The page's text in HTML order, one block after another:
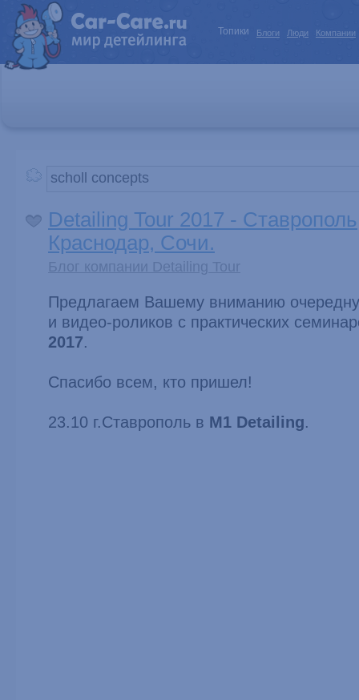
Топики Блоги Люди Компании
Detailing Tour 2017 -
Краснодар, Сочи.
Блог компании Detailing Tour
Предлагаем Вашему вниманию
и видео-роликов с практических
2017.
Спасибо всем, кто пришел!
23.10 г.Ставрополь в M1 Detailing.